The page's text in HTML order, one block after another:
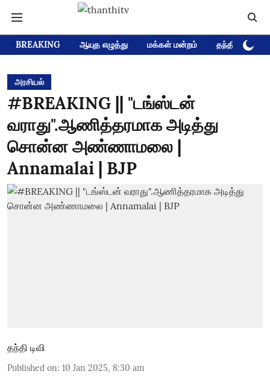
BREAKING ஆயுத எழுத்து மக்கள் மன்றம் தந்தி டிவி
அரசியல்
#BREAKING || "டங்ஸ்டன்
வராது".ஆணித்தரமாக அடித்து
சொன்ன அண்ணாமலை |
Annamalai | BJP
தந்தி டிவி
Published on: 10 Jan 2025, 8:30 am